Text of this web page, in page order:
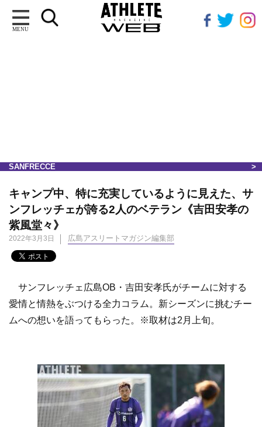
MENU
SANFRECCE
キャンプ中、特に充実しているように見えた、サ
ンフレッチェが誇る2人のベテラン《吉田安孝の
紫風堂々》
2022年3月3日 広島アスリートマガジン編集部
サンフレッチェ広島OB・吉田安孝氏がチームに対する
愛情と情熱をぶつける全力コラム。新シーズンに挑むチー
ムへの想いを語ってもらった。※取材は2月上旬。